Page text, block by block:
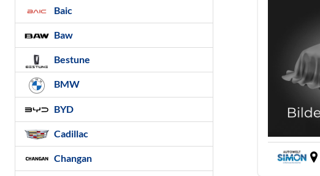
Baic
Baw
Bestune
BMW
BYD
Cadillac
Changan